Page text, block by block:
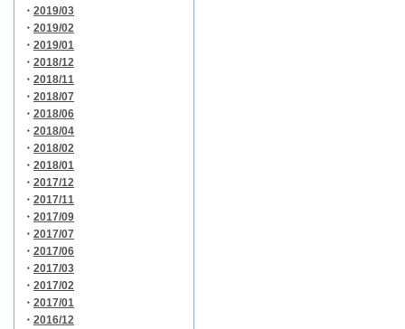
・ 2019/03
・ 2019/02
・ 2019/01
・ 2018/12
・ 2018/11
・ 2018/07
・ 2018/06
・ 2018/04
・ 2018/02
・ 2018/01
・ 2017/12
・ 2017/11
・ 2017/09
・ 2017/07
・ 2017/06
・ 2017/03
・ 2017/02
・ 2017/01
・ 2016/12